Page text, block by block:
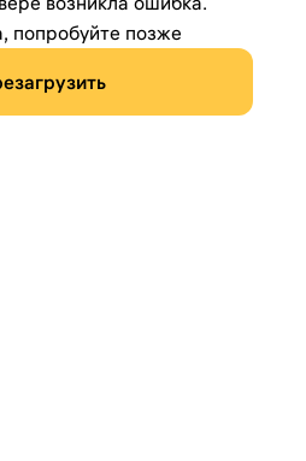
попробуйте позже